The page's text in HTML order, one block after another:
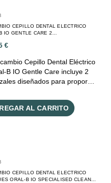
CEPILLO DENTAL ELECTRICO
IO GENTLE CARE 2
ORAL-B IO GENTLE CARE 2
€
Cepillo Dental Eléctrico
B IO Gentle Care incluye 2
diseñados para propor…
AL CARRITO
CEPILLO DENTAL ELECTRICO
ORAL-B IO SPECIALISED CLEAN 2